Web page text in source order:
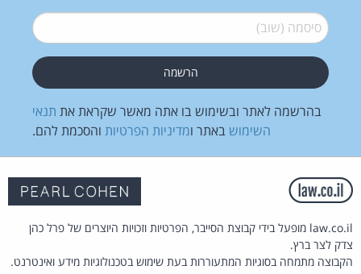
סיסמה (שוב)*
בהרשמה לאתר ובשימוש בו אתה מאשר שקראת את תנאי
השימוש באתר ומדיניות הפרטיות והסכמת להם.
law.co.il מופעל בידי קבוצת הסייבר, הפרטיות וזכויות היוצרים של פרל כהן
צדק לצר ברץ.
הקבוצה מתמחה בסוגיות המתעוררות בעת שימוש בטכנולוגיות מידע ואינטרנט.